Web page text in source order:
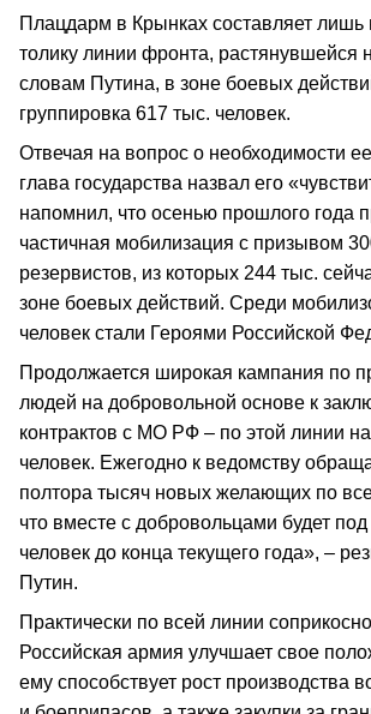
Плацдарм в Крынках составляет
толику линии фронта, растянувшейся
словам Путина, в зоне боевых
группировка 617 тыс. человек.
Отвечая на вопрос о необходимости
глава государства назвал его
напомнил, что осенью прошлого года
частичная мобилизация с призывом
резервистов, из которых 244 тыс.
зоне боевых действий. Среди
человек стали Героями Российской
Продолжается широкая кампания по
людей на добровольной основе к
контрактов с МО РФ – по этой линии
человек. Ежегодно к ведомству
полтора тысяч новых желающих по
что вместе с добровольцами будет
человек до конца текущего года», –
Путин.
Практически по всей линии
Российская армия улучшает свое
ему способствует рост производства